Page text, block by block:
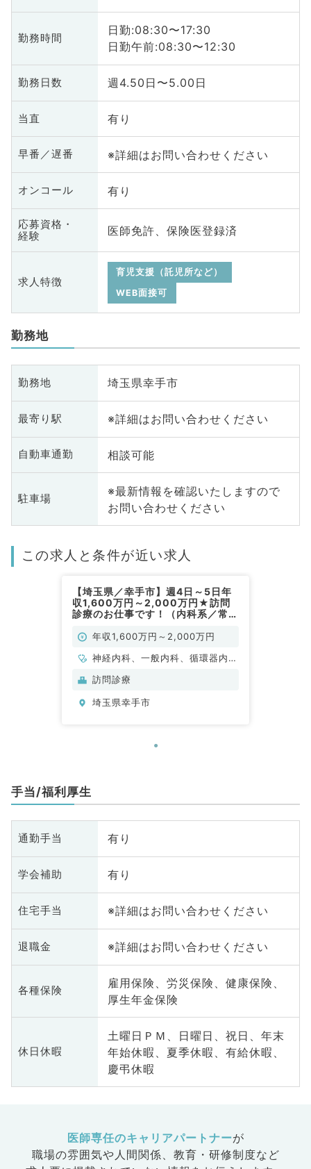
勤務時間
日勤:08:30〜17:30
日勤午前:08:30〜12:30
勤務日数 週4.50日〜5.00日
当直 有り
早番／遅番 ※詳細はお問い合わせください
オンコール 有り
応募資格・
経験
医師免許、保険医登録済
求人特徴
育児支援（託児所など）
WEB面接可
勤務地
勤務地 埼玉県幸手市
最寄り駅 ※詳細はお問い合わせください
自動車通勤 相談可能
駐車場
※最新情報を確認いたしますので
お問い合わせください
この求人と条件が近い求人
【埼玉県／幸手市】週4日～5日年
収1,600万円～2,000万円★訪問
診療のお仕事です！（内科系／常
年収1,600万円～2,000万円
神経内科、一般内科、循環器内
科、呼吸器内科、消化器内科、内
内科、血液内科、膠原病科
訪問診療
埼玉県幸手市
手当/福利厚生
通勤手当 有り
学会補助 有り
住宅手当 ※詳細はお問い合わせください
退職金 ※詳細はお問い合わせください
各種保険
雇用保険、労災保険、健康保険、
厚生年金保険
休日休暇
土曜日ＰＭ、日曜日、祝日、年末
年始休暇、夏季休暇、有給休暇、
慶弔休暇
医師専任のキャリアパートナーが
職場の雰囲気や人間関係、 教育・研修制度など